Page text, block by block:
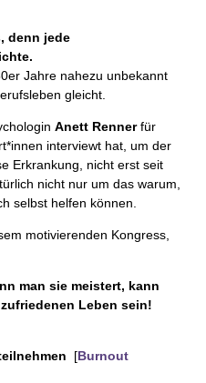
denn jede
Jahre nahezu unbekannt
gleicht.
Anett Rennerfür
interviewt hat, um der
Erkrankung, nicht erst seit
nicht nur um das warum,
selbst helfen können.
motivierenden Kongress,
man sie meistert, kann
Leben sein!
[Burnout